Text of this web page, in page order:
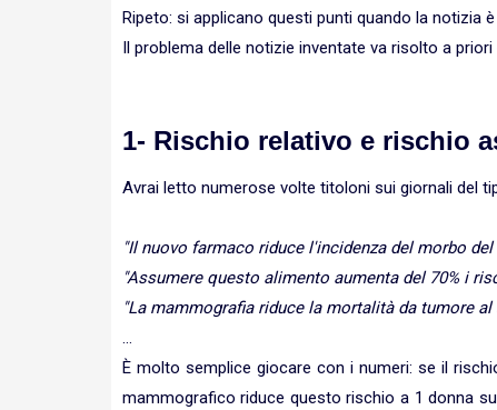
Ripeto: si applicano questi punti quando la notizia è
Il problema delle notizie inventate va risolto a
1- Rischio relativo e rischio
Avrai letto numerose volte titoloni sui giornali del
"Il nuovo farmaco riduce l'incidenza del morbo del
"Assumere questo alimento aumenta del 70% i
"La mammografia riduce la mortalità da tumore
...
È molto semplice giocare con i numeri: se il
mammografico riduce questo rischio a 1 donna su